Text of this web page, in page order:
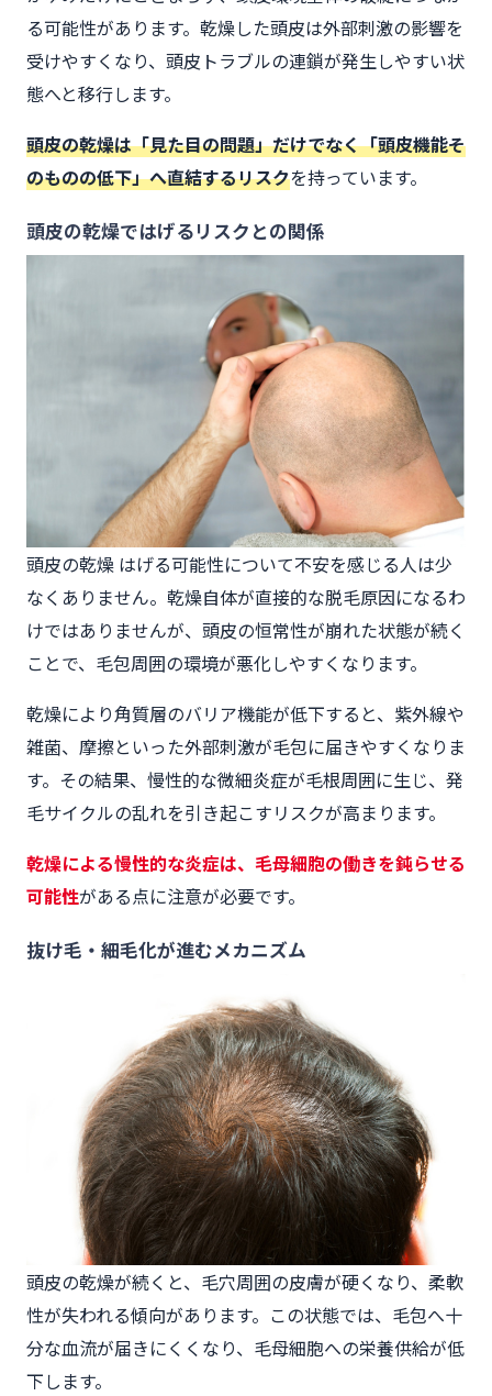
る可能性があります。乾燥した頭皮は外部刺激の影響を
受けやすくなり、頭皮トラブルの連鎖が発生しやすい状
態へと移行します。
頭皮の乾燥は「見た目の問題」だけでなく「頭皮機能そ
のものの低下」へ直結するリスクを持っています。
頭皮の乾燥ではげるリスクとの関係
頭皮の乾燥 はげる可能性について不安を感じる人は少
なくありません。乾燥自体が直接的な脱毛原因になるわ
けではありませんが、頭皮の恒常性が崩れた状態が続く
ことで、毛包周囲の環境が悪化しやすくなります。
乾燥により角質層のバリア機能が低下すると、紫外線や
雑菌、摩擦といった外部刺激が毛包に届きやすくなりま
す。その結果、慢性的な微細炎症が毛根周囲に生じ、発
毛サイクルの乱れを引き起こすリスクが高まります。
乾燥による慢性的な炎症は、毛母細胞の働きを鈍らせる
可能性がある点に注意が必要です。
抜け毛・細毛化が進むメカニズム
頭皮の乾燥が続くと、毛穴周囲の皮膚が硬くなり、柔軟
性が失われる傾向があります。この状態では、毛包へ十
分な血流が届きにくくなり、毛母細胞への栄養供給が低
下します。